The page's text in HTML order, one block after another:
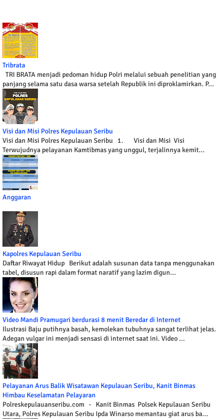
Tribrata
TRI BRATA menjadi pedoman hidup Polri melalui sebuah penelitian yang
panjang selama satu dasa warsa setelah Republik ini diproklamirkan. P...
Visi dan Misi Polres Kepulauan Seribu
Visi dan Misi Polres Kepulauan Seribu 1. Visi dan Misi Visi
Terwujudnya pelayanan Kamtibmas yang unggul, terjalinnya kemit...
Anggaran
Kapolres Kepulauan Seribu
Daftar Riwayat Hidup Berikut adalah susunan data tanpa menggunakan
tabel, disusun rapi dalam format naratif yang lazim digun...
Video Mandi Pramugari berdurasi 8 menit Beredar di Internet
Ilustrasi Baju putihnya basah, kemolekan tubuhnya sangat terlihat jelas.
Adegan vulgar ini menjadi sensasi di internet saat ini. Video ...
Pelayanan Arus Balik Wisatawan Kepulauan Seribu, Kanit Binmas
Himbau Keselamatan Pelayaran
Polreskepulauanseribu.com - Kanit Binmas Polsek Kepulauan Seribu
Utara, Polres Kepulauan Seribu Ipda Winarso memantau giat arus ba...